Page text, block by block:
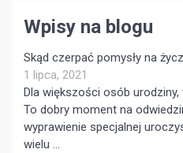
Wpisy na blogu
Skąd czerpać pomysły na
1 lipca, 2021
Dla większości osób
To dobry moment na
wyprawienie specjalnej
wielu …